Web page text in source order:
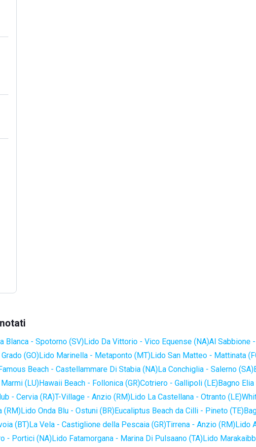
Blanca - Spotorno (SV)Lido Da Vittorio - Vico Equense (NA)Al Sabbione
(GO)Lido Marinella - Metaponto (MT)Lido San Matteo - Mattinata
Beach - Castellammare Di Stabia (NA)La Conchiglia - Salerno (SA)
(LU)Hawaii Beach - Follonica (GR)Cotriero - Gallipoli (LE)Bagno
- Cervia (RA)T-Village - Anzio (RM)Lido La Castellana - Otranto (LE)
(RM)Lido Onda Blu - Ostuni (BR)Eucaliptus Beach da Cilli - Pineto (TE)
(BT)La Vela - Castiglione della Pescaia (GR)Tirrena - Anzio (RM)Lido
- Portici (NA)Lido Fatamorgana - Marina Di Pulsaano (TA)Lido